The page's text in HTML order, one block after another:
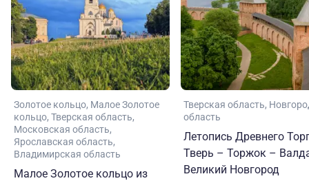
Золотое кольцо Малое Золотое
кольцо Тверская область
Московская область
Ярославская область
Владимирская область
Малое Золотое кольцо из
Тверская область
область
Летопись Древнего
Тверь – Торжок –
Великий Новгород